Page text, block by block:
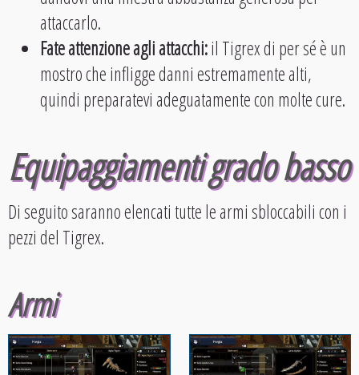
attaccarlo.
Fate attenzione agli attacchi:il Tigrex di per sé è un
mostro che infligge danni estremamente alti,
quindi preparatevi adeguatamente con molte cure.
Equipaggiamenti grado basso
Di seguito saranno elencati tutte le armi sbloccabili con i
pezzi del Tigrex.
Armi